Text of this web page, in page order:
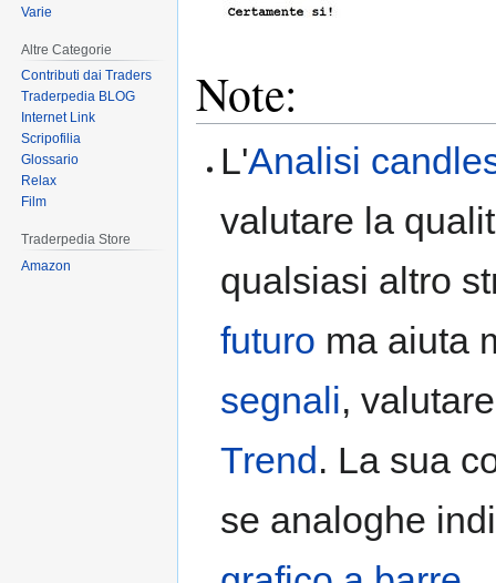
Note:
L'Analisi
valutare la
qualsiasi altro
futuro ma aiuta
segnali,
Trend. La sua
se analoghe
Varie
Altre Categorie
Contributi dai Traders
Traderpedia BLOG
Internet Link
Scripofilia
Glossario
Relax
Film
Traderpedia Store
Amazon